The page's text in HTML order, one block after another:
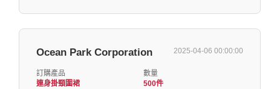
Ocean Park Corporation 2025-04-06 00:00:00
訂購產品
連身掛頸圍裙
數量
500件